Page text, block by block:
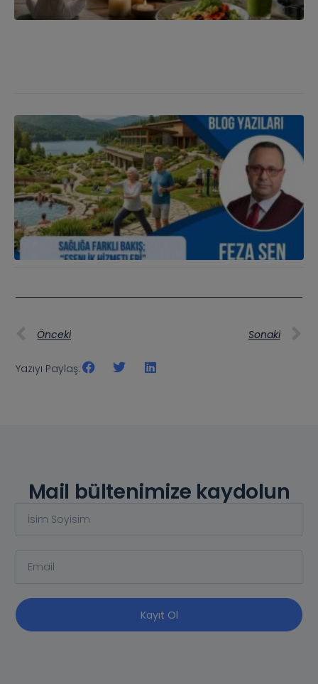
Önceki Sonaki
Yazıyı Paylaş:
Mail bültenimize kaydolun
Kayıt Ol